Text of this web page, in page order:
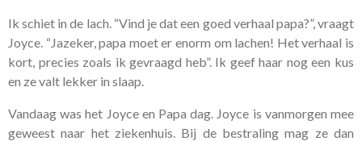
Ik schiet in de lach. “Vind je dat een goed verhaal papa?”, vraagt
Joyce. “Jazeker, papa moet er enorm om lachen! Het verhaal is
kort, precies zoals ik gevraagd heb”. Ik geef haar nog een kus
en ze valt lekker in slaap.
Vandaag was het Joyce en Papa dag. Joyce is vanmorgen mee
geweest naar het ziekenhuis. Bij de bestraling mag ze dan